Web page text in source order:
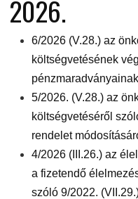
2026.
6/2026 (V.28.) az
költségvetésének
5/2026. (V.28.) az
költségvetéséről
rendelet
4/2026 (III.26.) az
a fizetendő
szóló 9/2022.